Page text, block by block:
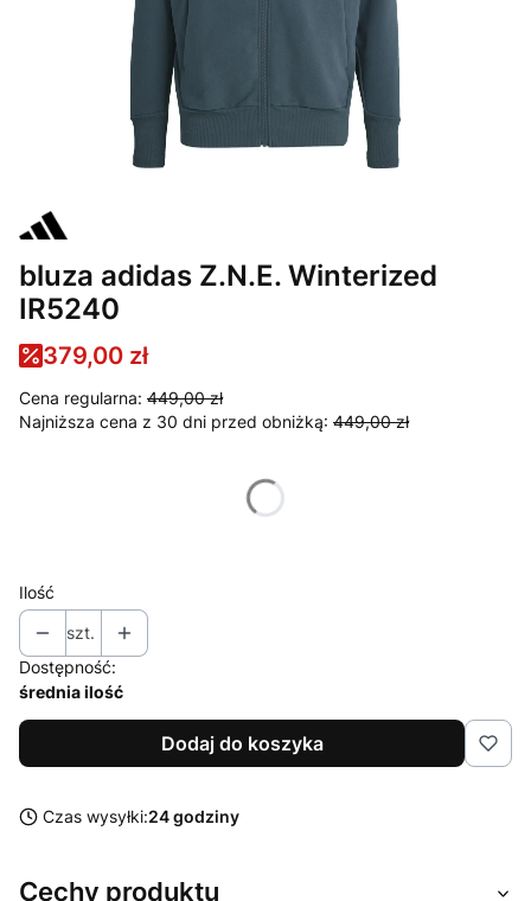
bluza adidas Z.N.E. Winterized
IR5240
379,00 zł
Cena regularna: 449,00 zł
Najniższa cena z 30 dni przed obniżką: 449,00 zł
Poszczególne warianty mogą różnić się ceną
Ilość
szt.
Dostępność:
średnia ilość
Dodaj do koszyka
Czas wysyłki:24 godziny
Cechy produktu